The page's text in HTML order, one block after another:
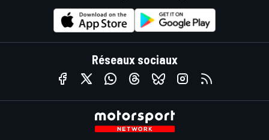
Réseaux sociaux